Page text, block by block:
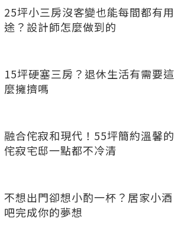
25坪小三房沒客變也能每間都有用
途？設計師怎麼做到的
15坪硬塞三房？退休生活有需要這
麼擁擠嗎
融合侘寂和現代！55坪簡約溫馨的
侘寂宅邸一點都不冷清
不想出門卻想小酌一杯？居家小酒
吧完成你的夢想